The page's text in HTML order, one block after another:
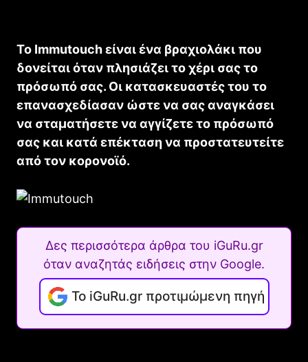
Το Immutouch είναι ένα βραχιολάκι που
δονείται όταν πλησιάζει το χέρι σας το
πρόσωπό σας. Οι κατασκευαστές του το
επανασχεδίασαν ώστε να σας αναγκάσει
να σταματήσετε να αγγίζετε το πρόσωπό
σας και κατά επέκταση να προστατευτείτε
από τον κορονοϊό.
Δες περισσότερα άρθρα του iGuRu.gr
όταν αναζητάς ειδήσεις στην Google.
Το iGuRu.gr προτιμώμενη πηγή